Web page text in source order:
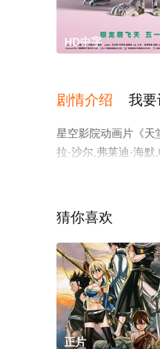
HD中字
剧情介绍 我要
星空影院动画片《天
拉·沙尔,弗莱迪·海
看高清未删减完整
猜你喜欢
正片